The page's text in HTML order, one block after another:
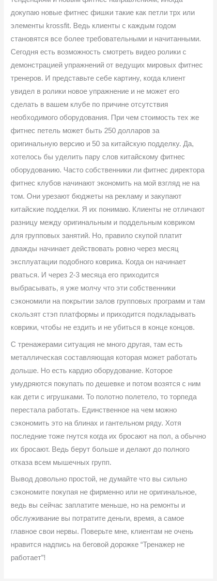
докупаю новые фитнес фишки такие как петли трх или
элементы krossfit. Ведь клиенты с каждым годом
становятся все более требовательными и начитанными.
Сегодня есть возможность смотреть видео ролики с
демонстрацией упражнений от ведущих мировых фитнес
тренеров. И представьте себе картину, когда клиент
увидел в ролики новое упражнение и не может его
сделать в вашем клубе по причине отсутствия
необходимого оборудования. При чем стоимость тех же
фитнес петель может быть 250 долларов за
оригинальную версию и 50 за китайскую подделку. Да,
хотелось бы уделить пару слов китайскому фитнес
оборудованию. Часто собственники ли фитнес директора
фитнес клубов начинают экономить на мой взгляд не на
том. Они урезают бюджеты на рекламу и закупают
китайские подделки. Я их понимаю. Клиенты не отличают
разницу между оригинальным и поддельным ковриком
для групповых занятий. Но, правило скупой платит
дважды начинает действовать ровно через месяц
эксплуатации подобного коврика. Когда он начинает
рваться. И через 2-3 месяца его приходится
выбрасывать, я уже молчу что эти собственники
сэкономили на покрытии залов групповых программ и там
скользят стэп платформы и приходится подкладывать
коврики, чтобы не ездить и не убиться в конце концов.
С тренажерами ситуация не много другая, там есть
металлическая составляющая которая может работать
дольше. Но есть кардио оборудование. Которое
умудряются покупать по дешевке и потом возятся с ним
как дети с игрушками. То полотно полетело, то торпеда
перестала работать. Единственное на чем можно
сэкономить это на блинах и гантельном ряду. Хотя
последние тоже гнутся когда их бросают на пол, а обычно
их бросают. Ведь берут больше и делают до полного
отказа всем мышечных групп.
Вывод довольно простой, не думайте что вы сильно
сэкономите покупая не фирменно или не оригинальное,
ведь вы сейчас заплатите меньше, но на ремонты и
обслуживание вы потратите деньги, время, а самое
главное свои нервы. Поверьте мне, клиентам не очень
нравится надпись на беговой дорожке “Тренажер не
работает”!